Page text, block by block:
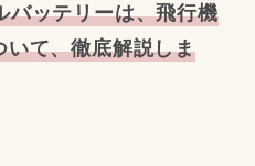
バッテリーは、飛行機
いて、徹底解説しま